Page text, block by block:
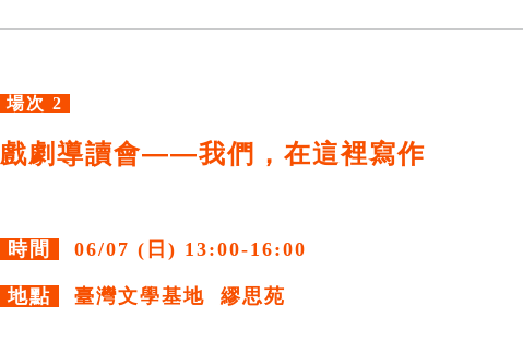
場次 2
戲劇導讀會——我們，在這裡寫作
時間 06/07 (日) 13:00-16:00
地點 臺灣文學基地 繆思苑